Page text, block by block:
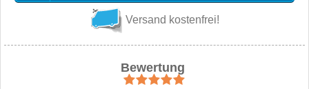
Versand kostenfrei!
Bewertung